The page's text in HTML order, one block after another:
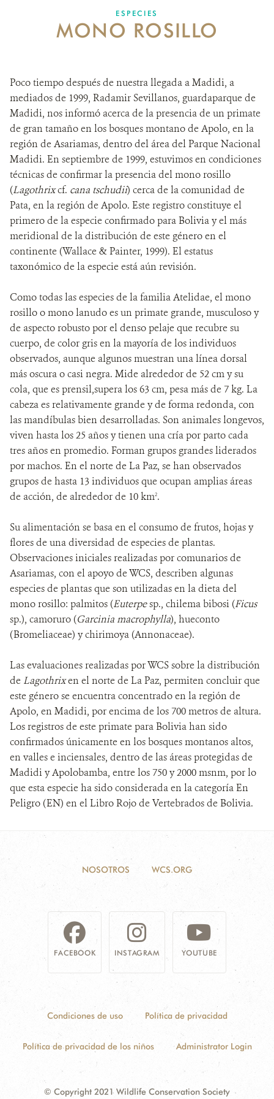
NOSOTROS
ESPECIES
MONO ROSILLO
Poco tiempo después de nuestra llegada a Madidi, a
mediados de 1999, Radamir Sevillanos, guardaparque de
Madidi, nos informó acerca de la presencia de un primate
de gran tamaño en los bosques montano de Apolo, en la
región de Asariamas, dentro del área del Parque Nacional
Madidi. En septiembre de 1999, estuvimos en condiciones
técnicas de confirmar la presencia del mono rosillo
(Lagothrixcf. cana tschudii) cerca de la comunidad de
Pata, en la región de Apolo. Este registro constituye el
primero de la especie confirmado para Bolivia y el más
meridional de la distribución de este género en el
continente (Wallace & Painter, 1999). El estatus
taxonómico de la especie está aún revisión.
Como todas las especies de la familia Atelidae, el mono
rosillo o mono lanudo es un primate grande, musculoso y
de aspecto robusto por el denso pelaje que recubre su
cuerpo, de color gris en la mayoría de los individuos
observados, aunque algunos muestran una línea dorsal
más oscura o casi negra. Mide alrededor de 52 cm y su
cola, que es prensil,supera los 63 cm, pesa más de 7 kg. La
cabeza es relativamente grande y de forma redonda, con
las mandíbulas bien desarrolladas. Son animales longevos,
viven hasta los 25 años y tienen una cría por parto cada
tres años en promedio. Forman grupos grandes liderados
por machos. En el norte de La Paz, se han observados
grupos de hasta 13 individuos que ocupan amplias áreas
de acción, de alrededor de 10 km2.
Su alimentación se basa en el consumo de frutos, hojas y
flores de una diversidad de especies de plantas.
Observaciones iniciales realizadas por comunarios de
Asariamas, con el apoyo de WCS, describen algunas
especies de plantas que son utilizadas en la dieta del
mono rosillo: palmitos (Euterpesp., chilema bibosi (Ficus
sp.), camoruro (Garcinia macrophylla), hueconto
(Bromeliaceae) y chirimoya (Annonaceae).
Las evaluaciones realizadas por WCS sobre la distribución
de Lagothrixen el norte de La Paz, permiten concluir que
este género se encuentra concentrado en la región de
Apolo, en Madidi, por encima de los 700 metros de altura.
Los registros de este primate para Bolivia han sido
confirmados únicamente en los bosques montanos altos,
en valles e inciensales, dentro de las áreas protegidas de
Madidi y Apolobamba, entre los 750 y 2000 msnm, por lo
que esta especie ha sido considerada en la categoría En
Peligro (EN) en el Libro Rojo de Vertebrados de Bolivia.
NOSOTROS WCS.ORG
FACEBOOK INSTAGRAM YOUTUBE
Condiciones de uso Política de privacidad
Política de privacidad de los niños Administrator Login
© Copyright 2021 Wildlife Conservation Society